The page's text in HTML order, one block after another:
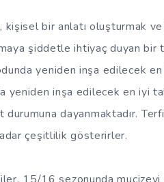
kişisel bir anlatı oluşturmak
şiddetle ihtiyaç duyan
yeniden inşa edilecek
yeniden inşa edilecek en iyi
dayanmaktadır.
çeşitlilik gösterirler.